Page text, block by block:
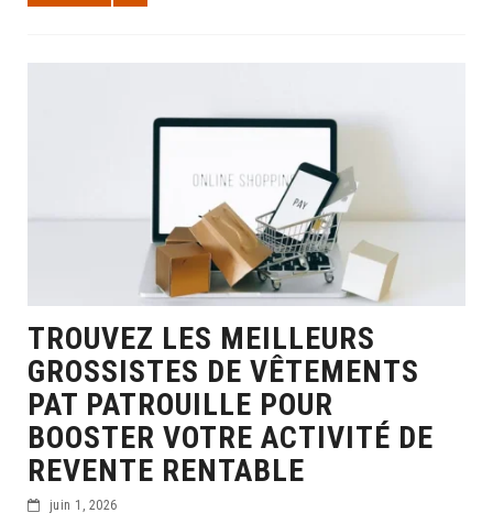
TROUVEZ LES MEILLEURS
GROSSISTES DE VÊTEMENTS
PAT PATROUILLE POUR
BOOSTER VOTRE ACTIVITÉ DE
REVENTE RENTABLE
juin 1, 2026